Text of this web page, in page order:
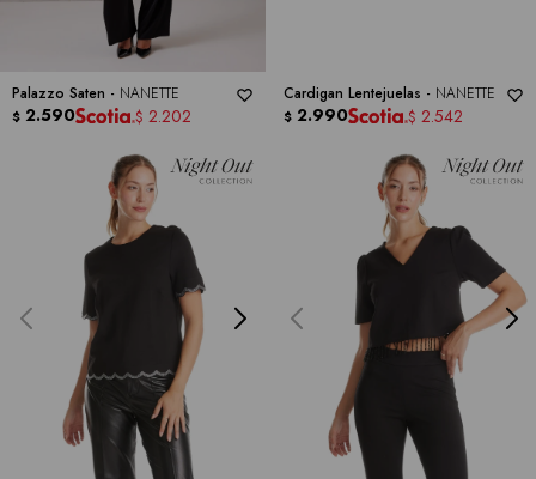
Palazzo Saten - NANETTE
$ 2.590 $ 2.202
Cardigan Lentejuelas - NANETTE
$ 2.990 $ 2.542